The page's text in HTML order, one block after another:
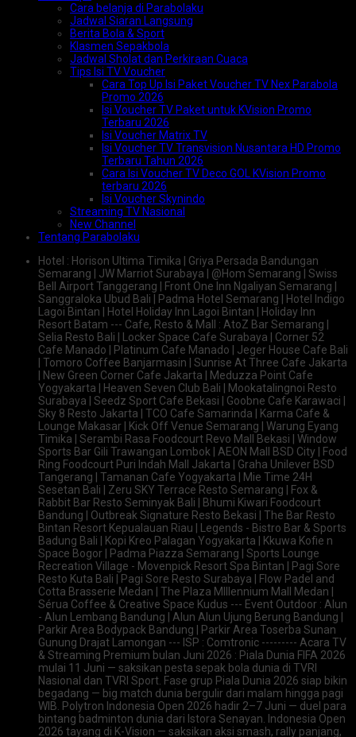
Cara belanja di Parabolaku
Jadwal Siaran Langsung
Berita Bola & Sport
Klasmen Sepakbola
Jadwal Sholat dan Perkiraan Cuaca
Tips Isi TV Voucher
Cara Top Up Isi Paket Voucher TV Nex Parabola
Promo 2026
Isi Voucher TV Paket untuk KVision Promo
Terbaru 2026
Isi Voucher Matrix TV
Isi Voucher TV Transvision Nusantara HD Promo
Terbaru Tahun 2026
Cara Isi Voucher TV Deco GOL KVision Promo
terbaru 2026
Isi Voucher Skynindo
Streaming TV Nasional
New Channel
Tentang Parabolaku
Hotel : Horison Ultima Timika | Griya Persada Bandungan
Semarang | JW Marriot Surabaya | @Hom Semarang | Swiss
Bell Airport Tanggerang | Front One Inn Ngaliyan Semarang |
Sanggraloka Ubud Bali | Padma Hotel Semarang | Hotel Indigo
Lagoi Bintan | Hotel Holiday Inn Lagoi Bintan | Holiday Inn
Resort Batam --- Cafe, Resto & Mall : AtoZ Bar Semarang |
Selia Resto Bali | Locker Space Cafe Surabaya | Corner 52
Cafe Manado | Platinum Cafe Manado | Jeger House Cafe Bali
| Tomoro Coffee Banjarmasin | Sunrise At Three Cafe Jakarta
| New Green Corner Cafe Jakarta | Meduzza Point Cafe
Yogyakarta | Heaven Seven Club Bali | Mookatalingnoi Resto
Surabaya | Seedz Sport Cafe Bekasi | Goobne Cafe Karawaci |
Sky 8 Resto Jakarta | TCO Cafe Samarinda | Karma Cafe &
Lounge Makasar | Kick Off Venue Semarang | Warung Eyang
Timika | Serambi Rasa Foodcourt Revo Mall Bekasi | Window
Sports Bar Gili Trawangan Lombok | AEON Mall BSD City | Food
Ring Foodcourt Puri Indah Mall Jakarta | Graha Unilever BSD
Tangerang | Tamanan Cafe Yogyakarta | Mie Time 24H
Sesetan Bali | Zeru SKY Terrace Resto Semarang | Fox &
Rabbit Bar Resto Seminyak Bali | Bhumi Kiwari Foodcourt
Bandung | Outbreak Signature Resto Bekasi | The Bar Resto
Bintan Resort Kepualauan Riau | Legends - Bistro Bar & Sports
Badung Bali | Kopi Kreo Palagan Yogyakarta | Kkuwa Kofie n
Space Bogor | Padma Piazza Semarang | Sports Lounge
Recreation Village - Movenpick Resort Spa Bintan | Pagi Sore
Resto Kuta Bali | Pagi Sore Resto Surabaya | Flow Padel and
Cotta Brasserie Medan | The Plaza Mlllennium Mall Medan |
Sérua Coffee & Creative Space Kudus --- Event Outdoor : Alun
- Alun Lembang Bandung | Alun Alun Ujung Berung Bandung |
Parkir Area Bodypack Bandung | Parkir Area Toserba Sunan
Gunung Drajat Lamongan --- ISP : Comtronic --------- Acara TV
& Streaming Premium bulan Juni 2026 : Piala Dunia FIFA 2026
mulai 11 Juni — saksikan pesta sepak bola dunia di TVRI
Nasional dan TVRI Sport. Fase grup Piala Dunia 2026 siap bikin
begadang — big match dunia bergulir dari malam hingga pagi
WIB. Polytron Indonesia Open 2026 hadir 2–7 Juni — duel para
bintang badminton dunia dari Istora Senayan. Indonesia Open
2026 tayang di K-Vision — saksikan aksi smash, rally panjang,